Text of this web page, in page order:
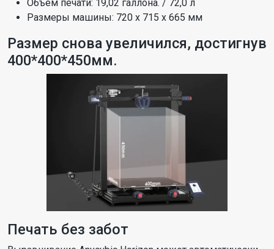
Объем печати: 19,02 галлона. / 72,0 л
Размеры машины: 720 х 715 х 665 мм
Размер снова увеличился, достигнув
400*400*450мм.
Печать без забот